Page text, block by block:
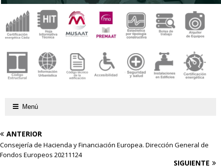
Menú
ANTERIOR
Consejería de Hacienda y Financiación Europea. Dirección General de
Fondos Europeos 20211124
SIGUIENTE